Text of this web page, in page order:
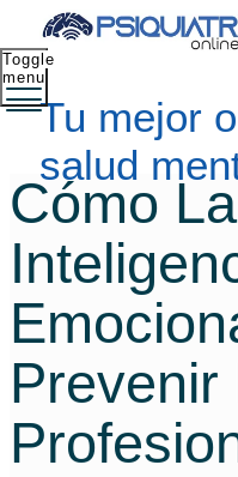
Tu mejor
salud
Toggle
menu
Cómo La
Prevenir